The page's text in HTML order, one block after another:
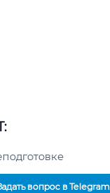
вопрос в Telegram